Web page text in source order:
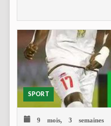
SPORT
9 mois, 3 semaines